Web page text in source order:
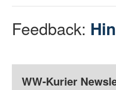
Feedback:
WW-Kurier